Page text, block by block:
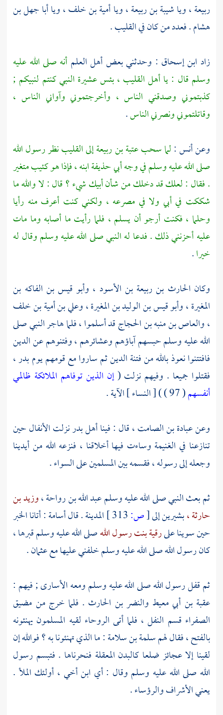
ربيعة ،وياشيبة بن ربيعة ،وياأمية بن خلف ،وياأبا جهل بن
هشام. فعدد من كان في القليب .
زاد ابن إسحاق : وحدثني بعض أهل العلم أنه صلى الله عليه
وسلم قال : يا أهل القليب ، بئس عشيرة النبي كنتم لنبيكم ;
كذبتموني وصدقني الناس ، وأخرجتموني وآواني الناس ،
وقاتلتموني ونصرني الناس.
وعنأنس:لما سحبعتبة بن ربيعةإلى القليب نظر رسول الله
صلى الله عليه وسلم في وجهأبي حذيفةابنه ، فإذا هو كئيب متغير
. فقال : لعلك قد دخلك من شأن أبيك شيء ؟ قال : لا والله ما
شككت في أبي ولا في مصرعه ، ولكني كنت أعرف منه رأيا
وحلما ، فكنت أرجو أن يسلم ، فلما رأيت ما أصابه وما مات
عليه أحزنني ذلك . فدعا له النبي صلى الله عليه وسلم وقال له
خيرا.
وكان الحارث بن ربيعة بن الأسود ، وأبو قيس بن الفاكه بن
المغيرة ،وأبو قيس بن الوليد بن المغيرة ،وعلي بن أمية بن خلف
،والعاص بن منبه بن الحجاجقد أسلموا ، فلما هاجر النبي صلى
الله عليه وسلم حبسهم آباؤهم وعشائرهم ، وفتنوهم عن الدين
فافتتنوا نعوذ بالله من فتنة الدين ثم ساروا مع قومهم يومبدر ،
فقتلوا جميعا . وفيهم نزلت (إن الذين توفاهم الملائكة ظالمي
أنفسهم( 97 ) ) [ النساء ] الآية .
وعنعبادة بن الصامت ،قال : فينا أهلبدرنزلت الأنفال حين
تنازعنا في الغنيمة وساءت فيها أخلاقنا ، فنزعه الله من أيدينا
وجعله إلى رسوله ، فقسمه بين المسلمين على السواء .
ثم بعث النبي صلى الله عليه وسلمعبد الله بن رواحة ،وزيد بن
حارثة ،بشيرين إلى[ص: المدينة. قالأسامة: أتانا الخبر
حين سوينا علىرقية بنت رسول اللهصلى الله عليه وسلم قبرها ،
كان رسول الله صلى الله عليه وسلم خلفني عليها مععثمان.
ثم قفل رسول الله صلى الله عليه وسلم ومعه الأسارى ; فيهم :
عقبة بن أبي معيط والنضر بن الحارث . فلما خرج من مضيق
الصفراء قسم النفل ، فلما أتى الروحاء لقيه المسلمون يهنئونه
بالفتح ، فقال لهمسلمة بن سلامة: ما الذي تهنئونا به ؟ فوالله إن
لقينا إلا عجائز ضلعا كالبدن المعقلة فنحرناها . فتبسم رسول
الله صلى الله عليه وسلم وقال : أي ابن أخي ، أولئك الملأ .
يعني الأشراف والرؤساء .